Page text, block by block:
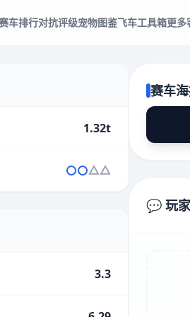
车排行对抗评级宠物图鉴飞车工具箱更多
1.32t
3.3
赛车
💬 玩